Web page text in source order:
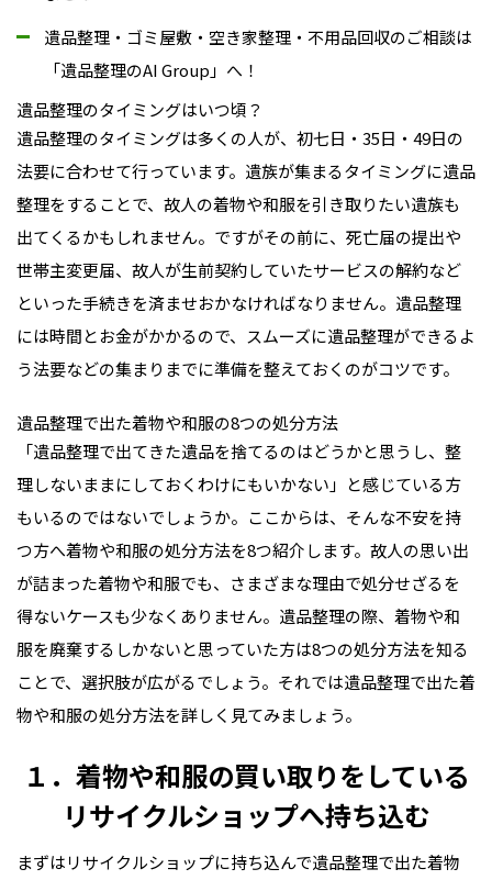
遺品整理・ゴミ屋敷・空き家整理・不用品回収のご相談は
「遺品整理のAI Group」へ！
遺品整理のタイミングはいつ頃？
遺品整理のタイミングは多くの人が、初七日・35日・49日の
法要に合わせて行っています。遺族が集まるタイミングに遺品
整理をすることで、故人の着物や和服を引き取りたい遺族も
出てくるかもしれません。ですがその前に、死亡届の提出や
世帯主変更届、故人が生前契約していたサービスの解約など
といった手続きを済ませおかなければなりません。遺品整理
には時間とお金がかかるので、スムーズに遺品整理ができるよ
う法要などの集まりまでに準備を整えておくのがコツです。
遺品整理で出た着物や和服の8つの処分方法
「遺品整理で出てきた遺品を捨てるのはどうかと思うし、整
理しないままにしておくわけにもいかない」と感じている方
もいるのではないでしょうか。ここからは、そんな不安を持
つ方へ着物や和服の処分方法を8つ紹介します。故人の思い出
が詰まった着物や和服でも、さまざまな理由で処分せざるを
得ないケースも少なくありません。遺品整理の際、着物や和
服を廃棄するしかないと思っていた方は8つの処分方法を知る
ことで、選択肢が広がるでしょう。それでは遺品整理で出た着
物や和服の処分方法を詳しく見てみましょう。
１．着物や和服の買い取りをしている
リサイクルショップへ持ち込む
まずはリサイクルショップに持ち込んで遺品整理で出た着物